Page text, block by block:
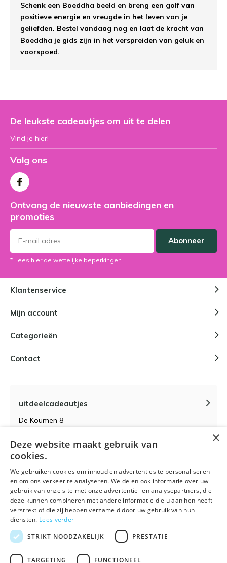
Schenk een Boeddha beeld en breng een golf van
positieve energie en vreugde in het leven van je
geliefden. Bestel vandaag nog en laat de kracht van
Boeddha je gids zijn in het verspreiden van geluk en
voorspoed.
De leukste cadeautjes om uit te delen
Vind je hier!
Volg ons
Ontvang de nieuwste aanbiedingen en
promoties
Abonneer
* Lees hier de wettelijke beperkingen
Klantenservice
Mijn account
Categorieën
Contact
uitdeelcadeautjes
De Koumen 8
KvK-nummer 14087571
BTW-nummer NL 815399145 B01
Algemene voorwaarden RSS-feed
×
Deze website maakt gebruik van
cookies.
We gebruiken cookies om inhoud en advertenties te personaliseren
en om ons verkeer te analyseren. We delen ook informatie over uw
gebruik van onze site met onze advertentie- en analysepartners, die
deze kunnen combineren met andere informatie die u aan hen heeft
verstrekt of die zij hebben verzameld door uw gebruik van hun
diensten. Lees verder
STRIKT NOODZAKELIJK
PRESTATIE
TARGETING FUNCTIONEEL